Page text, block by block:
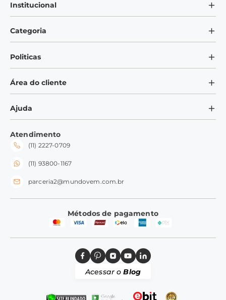
Institucional
Sobre Nós
Blog Mundo VEM
Adote um Copo
Categoria
Bandejas
Copos
Galheteiros
Tampas
Silicone
Politicas
Privacidade
Frete e Entrega
Formas de Pagamento
Trocas e Devoluções
Área do cliente
Minha Conta
Meus Pedidos
Ajuda
Fale conosco
Frete e Entrega
Perguntas Frequentes
Atendimento
(11) 2227-0709
(11) 93800-1167
parceria2@mundovem.com.br
Métodos de pagamento
Acessar oBlog